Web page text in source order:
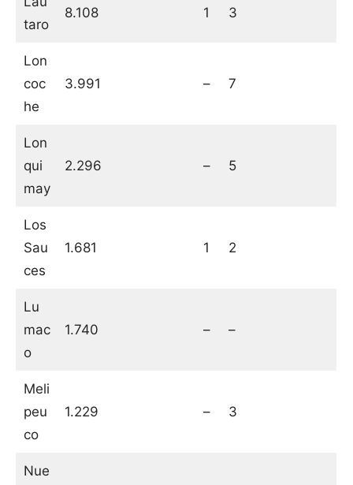
taro
8.108 1 3
Lon
coc
he
3.991 – 7
Lon
qui
may
2.296 – 5
Los
Sau
ces
1.681 1 2
Lu
mac
o
1.740 – –
Meli
peu
co
1.229 – 3
Nue